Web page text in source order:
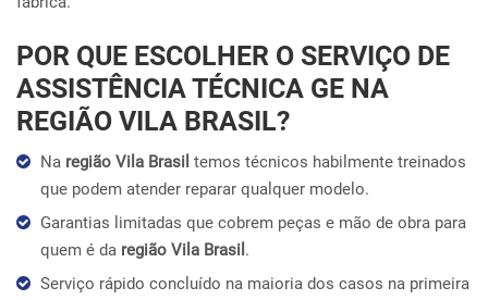
POR QUE ESCOLHER O SERVIÇO DE
ASSISTÊNCIA TÉCNICA GE NA
REGIÃO VILA BRASIL?
Na região Vila Brasil temos técnicos habilmente treinados
que podem atender reparar qualquer modelo.
Garantias limitadas que cobrem peças e mão de obra para
quem é da região Vila Brasil .
Serviço rápido concluído na maioria dos casos na primeira